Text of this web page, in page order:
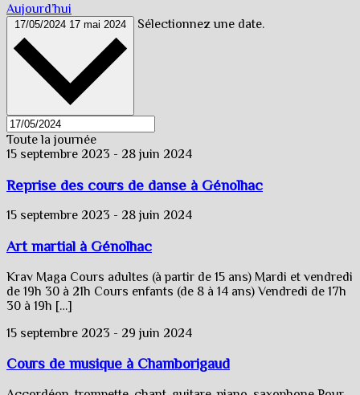
Aujourd’hui
17/05/2024 17 mai 2024 Sélectionnez une date.
Toute la journée
15 septembre 2023 - 28 juin 2024
Reprise des cours de danse à Génolhac
15 septembre 2023 - 28 juin 2024
Art martial à Génolhac
Krav Maga Cours adultes (à partir de 15 ans) Mardi et vendredi
de 19h 30 à 21h Cours enfants (de 8 à 14 ans) Vendredi de 17h
30 à 19h […]
15 septembre 2023 - 29 juin 2024
Cours de musique à Chamborigaud